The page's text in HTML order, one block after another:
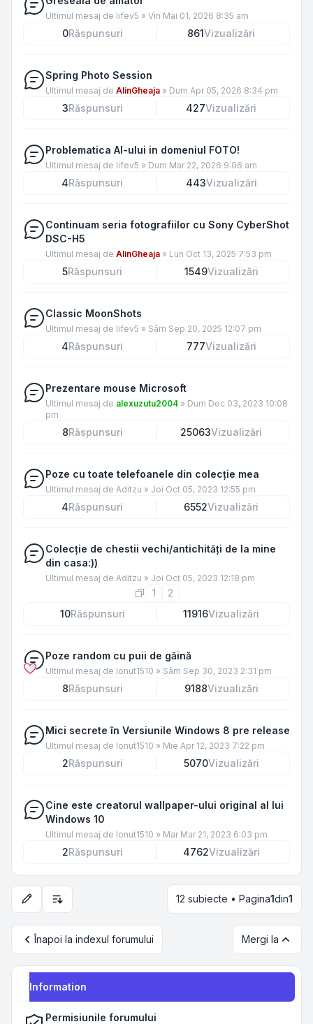
Ultimul mesaj de lifev5 » Vin Mai 01, 2026 8:35 am
0Răspunsuri 861Vizualizări
Spring Photo Session
Ultimul mesaj de AlinGheaja » Dum Apr 05, 2026 8:34 pm
3Răspunsuri 427Vizualizări
Problematica AI-ului in domeniul FOTO!
Ultimul mesaj de lifev5 » Dum Mar 22, 2026 9:06 am
4Răspunsuri 443Vizualizări
Continuam seria fotografiilor cu Sony CyberShot
DSC-H5
Ultimul mesaj de AlinGheaja » Lun Oct 13, 2025 7:53 pm
5Răspunsuri 1549Vizualizări
Classic MoonShots
Ultimul mesaj de lifev5 » Sâm Sep 20, 2025 12:07 pm
4Răspunsuri 777Vizualizări
Prezentare mouse Microsoft
Ultimul mesaj de alexuzutu2004 » Dum Dec 03, 2023 10:08
pm
8Răspunsuri 25063Vizualizări
Poze cu toate telefoanele din colecție mea
Ultimul mesaj de Aditzu » Joi Oct 05, 2023 12:55 pm
4Răspunsuri 6552Vizualizări
Colecție de chestii vechi/antichități de la mine
din casa:))
Ultimul mesaj de Aditzu » Joi Oct 05, 2023 12:18 pm
1
2
10Răspunsuri 11916Vizualizări
Poze random cu puii de găină
Ultimul mesaj de Ionut1510 » Sâm Sep 30, 2023 2:31 pm
8Răspunsuri 9188Vizualizări
Mici secrete în Versiunile Windows 8 pre release
Ultimul mesaj de Ionut1510 » Mie Apr 12, 2023 7:22 pm
2Răspunsuri 5070Vizualizări
Cine este creatorul wallpaper-ului original al lui
Windows 10
Ultimul mesaj de Ionut1510 » Mar Mar 21, 2023 6:03 pm
2Răspunsuri 4762Vizualizări
Opțiuni de sortare și afișare12 subiecte • Pagina1din1
Înapoi la indexul forumului Mergi la
Information
Permisiunile forumului